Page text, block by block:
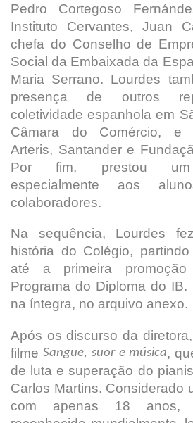
Pedro Cortegoso
Instituto Cervantes, Juan
chefa do Conselho de
Social da Embaixada da
Maria Serrano. Lourdes
presença de outros
coletividade espanhola em
Câmara do Comércio, e
Arteris, Santander e
Por fim, prestou um
especialmente aos
colaboradores.
Na sequência, Lourdes
história do Colégio,
até a primeira
Programa do Diploma do IB.
na íntegra, no arquivo anexo.
Após os discurso da
filmeSangue, suor e música,
de luta e superação do
Carlos Martins. Considerado
com apenas 18 anos,